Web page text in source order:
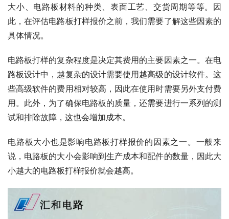
大小、电路板材料的种类、表面工艺、交货周期等等。因
此，在评估电路板打样报价之前，我们需要了解这些因素的
具体情况。
电路板打样的复杂程度是决定其费用的主要因素之一。在电
路板设计中，越复杂的设计需要使用越高级的设计软件。这
些高级软件的费用相对较高，因此在使用时需要另外支付费
用。此外，为了确保电路板的质量，还需要进行一系列的测
试和排除故障，这也会增加成本。
电路板大小也是影响电路板打样报价的因素之一。一般来
说，电路板的大小会影响到生产成本和配件的数量，因此大
小越大的电路板打样报价就会越高。